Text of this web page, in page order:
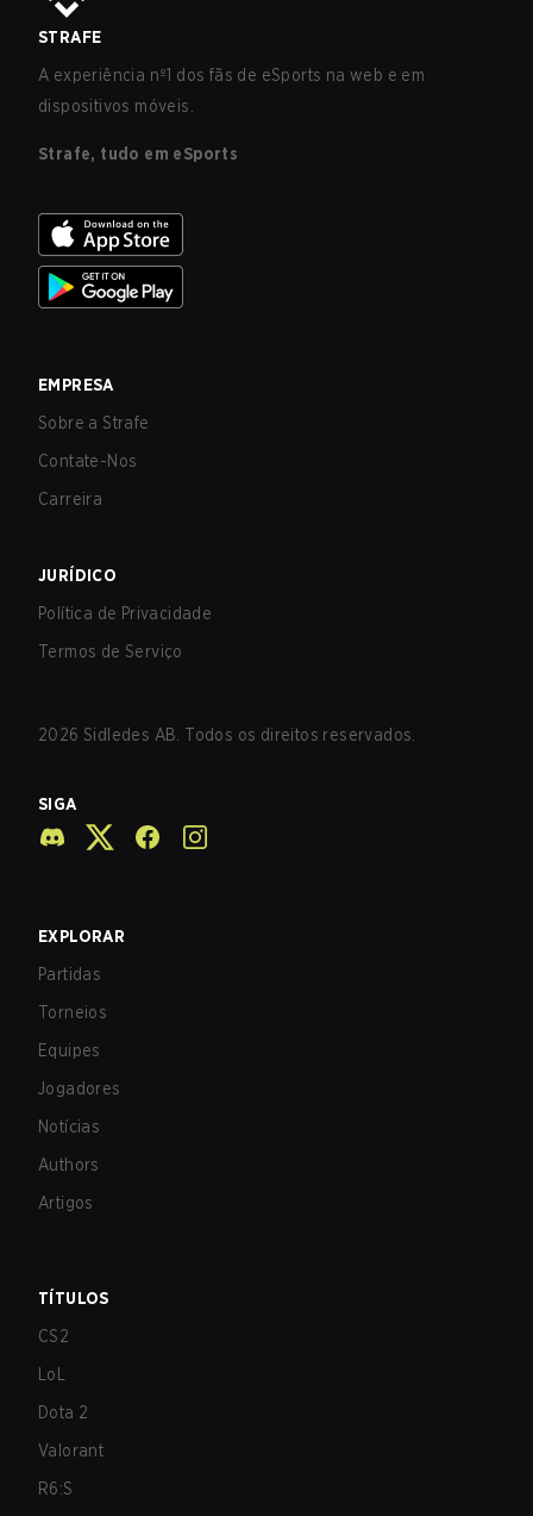
STRAFE
A experiência nº1 dos fãs de eSports na web e em
dispositivos móveis.
Strafe, tudo em eSports
EMPRESA
Sobre a Strafe
Contate-Nos
Carreira
JURÍDICO
Política de Privacidade
Termos de Serviço
2026 Sidledes AB. Todos os direitos reservados.
SIGA
EXPLORAR
Partidas
Torneios
Equipes
Jogadores
Notícias
Authors
Artigos
TÍTULOS
CS2
LoL
Dota 2
Valorant
R6:S